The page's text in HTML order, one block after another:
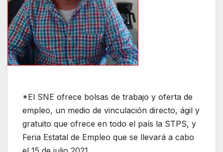
*El SNE ofrece bolsas de trabajo y oferta de
empleo, un medio de vinculación directo, ágil y
gratuito que ofrece en todo el país la STPS, y
Feria Estatal de Empleo que se llevará a cabo